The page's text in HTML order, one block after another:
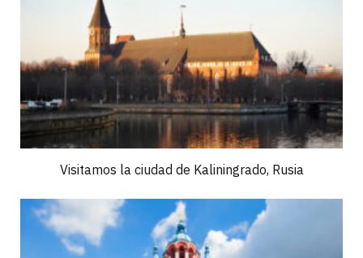
Visitamos la ciudad de Kaliningrado, Rusia